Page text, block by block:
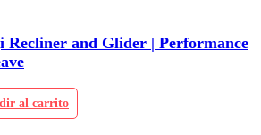
Recliner and Glider | Performance
al carrito